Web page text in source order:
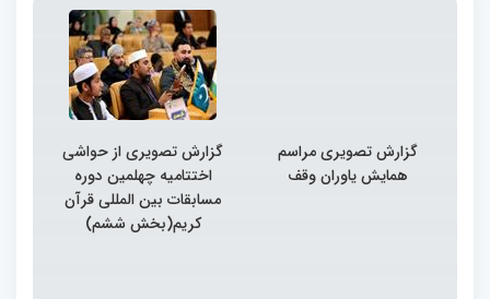
گزارش تصویری مراسم
همایش یاوران وقف
گزارش تصویری از حواشی
اختتامیه چهلمین دوره
مسابقات بین المللی قرآن
کریم(بخش ششم)